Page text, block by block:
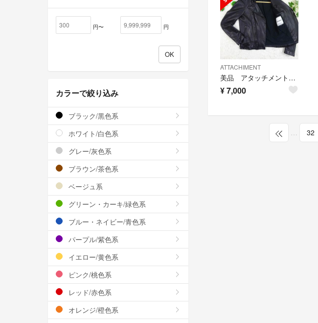
ATTACHIMENT
美品 アタッチメント 羊革 立ち襟 ダブルライダース レザージャケット 1 黒
¥7,000
… 32
円〜 円
カラーで絞り込み
ブラック/黒色系
ホワイト/白色系
グレー/灰色系
ブラウン/茶色系
ベージュ系
グリーン・カーキ/緑色系
ブルー・ネイビー/青色系
パープル/紫色系
イエロー/黄色系
ピンク/桃色系
レッド/赤色系
オレンジ/橙色系